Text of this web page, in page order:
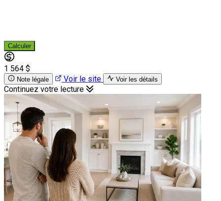
Calculer
1 564 $
Note légale Voir le site Voir les détails
Continuez votre lecture